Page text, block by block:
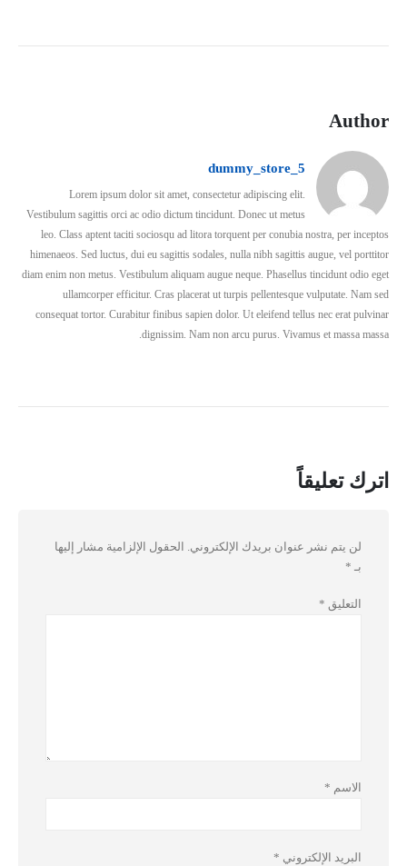
Author
dummy_store_5
Lorem ipsum dolor sit amet, consectetur adipiscing elit.
Vestibulum sagittis orci ac odio dictum tincidunt. Donec ut metus
leo. Class aptent taciti sociosqu ad litora torquent per conubia nostra, per inceptos
himenaeos. Sed luctus, dui eu sagittis sodales, nulla nibh sagittis augue, vel porttitor
diam enim non metus. Vestibulum aliquam augue neque. Phasellus tincidunt odio eget
ullamcorper efficitur. Cras placerat ut turpis pellentesque vulputate. Nam sed
consequat tortor. Curabitur finibus sapien dolor. Ut eleifend tellus nec erat pulvinar
dignissim. Nam non arcu purus. Vivamus et massa massa.
اترك تعليقاً
لن يتم نشر عنوان بريدك الإلكتروني. الحقول الإلزامية مشار إليها
بـ *
التعليق *
الاسم *
البريد الإلكتروني *